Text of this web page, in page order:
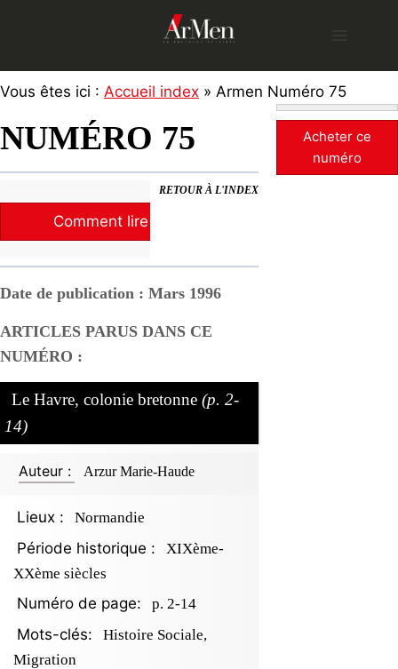
Vous êtes ici : Accueil index » Armen Numéro 75
NUMÉRO 75
RETOUR À L'INDEX
Comment lire la revue ?
Date de publication : Mars 1996
ARTICLES PARUS DANS CE
NUMÉRO :
Le Havre, colonie bretonne (p. 2-
14)
Auteur : Arzur Marie-Haude
Lieux : Normandie
Période historique :
XIXème-
XXème siècles
Numéro de page: p. 2-14
Mots-clés:
Histoire Sociale,
Migration
Acheter ce
numéro